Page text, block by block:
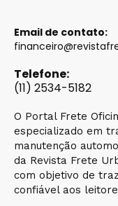
Email de contato:
Telefone:
(11) 2534-5182
O Portal Frete
especializado em
manutenção
da Revista Frete
com objetivo de
confiável aos